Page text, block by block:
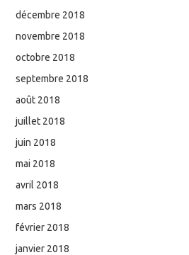
décembre 2018
novembre 2018
octobre 2018
septembre 2018
août 2018
juillet 2018
juin 2018
mai 2018
avril 2018
mars 2018
février 2018
janvier 2018